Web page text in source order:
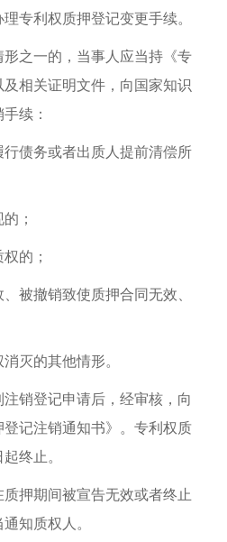
专利权质押登记变更手续。
一的，当事人应当持《专
相关证明文件，向国家知识
续：
债务或者出质人提前清偿所
；
的；
撤销致使质押合同无效、
的其他情形。
销登记申请后，经审核，向
记注销通知书》。专利权质
终止。
期间被宣告无效或者终止
知质权人。